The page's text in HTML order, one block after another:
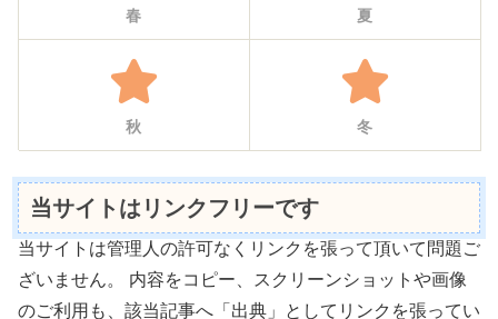
春 夏
秋 冬
当サイトはリンクフリーです
当サイトは管理人の許可なくリンクを張って頂いて問題ご
ざいません。 内容をコピー、スクリーンショットや画像
のご利用も、該当記事へ「出典」としてリンクを張ってい